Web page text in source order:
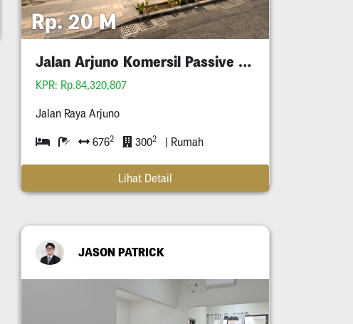
Rp. 20 M
Jalan Arjuno Komersil Passive Income Tersewa
KPR: Rp.84,320,807
Jalan Raya Arjuno
6762 3002 | Rumah
Lihat Detail
JASON PATRICK